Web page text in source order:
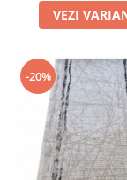
VEZI
-20%